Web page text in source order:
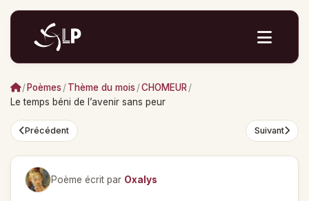
/ Poèmes /Thème du mois /CHOMEUR/
Le temps béni de l’avenir sans peur
Précédent Suivant
Poème écrit par Oxalys